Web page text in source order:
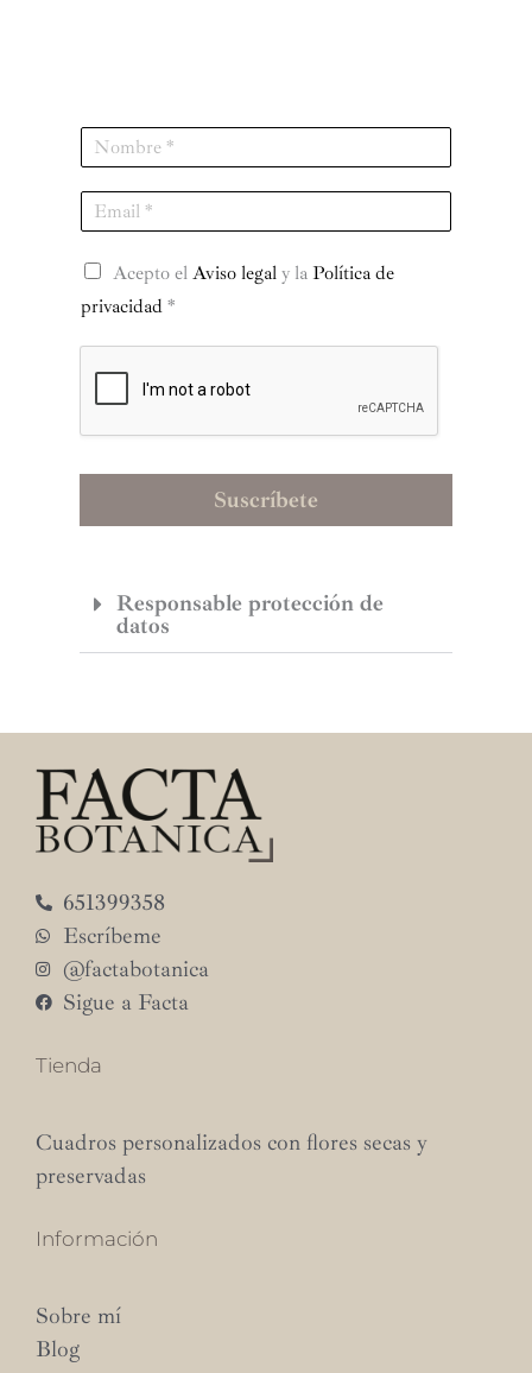
N
a
*
E
m
*
R
P
Acepto el Aviso legal y la Política de
privacidad *
Suscríbete
Responsable protección de
datos
651399358
Escríbeme
@factabotanica
Sigue a Facta
Tienda
Cuadros personalizados con flores secas y
preservadas
Información
Sobre mí
Blog